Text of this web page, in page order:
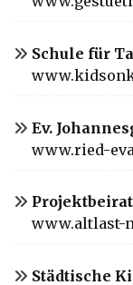
Schule für
Ev.
www.ried-
www.altlast-
Städtische